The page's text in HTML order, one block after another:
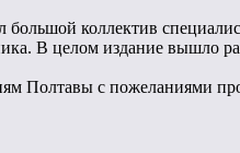
коллектив
В целом издание вышло
Полтавы с пожеланиями